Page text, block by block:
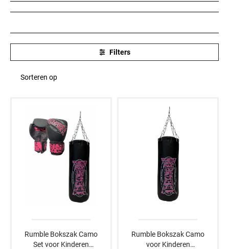
Filters
Sorteren op
Rumble Bokszak Camo
Set voor Kinderen
Rumble Bokszak Camo
voor Kinderen